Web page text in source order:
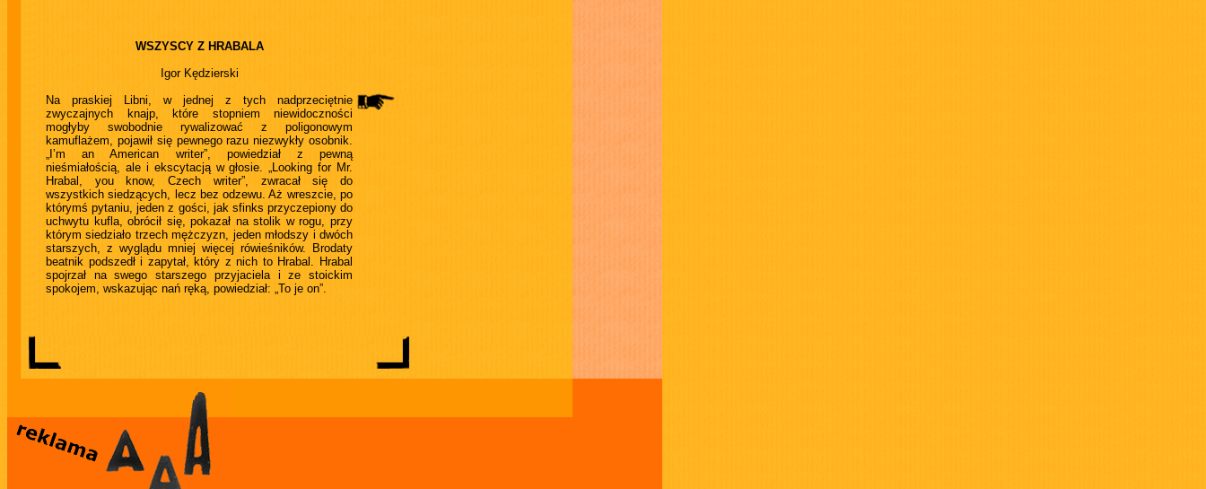
WSZYSCY Z HRABALA
Igor Kędzierski
Na praskiej Libni, w jednej z tych nadprzeciętnie
zwyczajnych knajp, które stopniem niewidoczności
mogłyby swobodnie rywalizować z poligonowym
kamuflażem, pojawił się pewnego razu niezwykły osobnik.
„I’m an American writer”, powiedział z pewną
nieśmiałością, ale i ekscytacją w głosie. „Looking for Mr.
Hrabal, you know, Czech writer”, zwracał się do
wszystkich siedzących, lecz bez odzewu. Aż wreszcie, po
którymś pytaniu, jeden z gości, jak sfinks przyczepiony do
uchwytu kufla, obrócił się, pokazał na stolik w rogu, przy
którym siedziało trzech mężczyzn, jeden młodszy i dwóch
starszych, z wyglądu mniej więcej rówieśników. Brodaty
beatnik podszedł i zapytał, który z nich to Hrabal. Hrabal
spojrzał na swego starszego przyjaciela i ze stoickim
spokojem, wskazując nań ręką, powiedział: „To je on”.